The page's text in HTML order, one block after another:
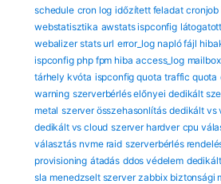
schedule cron log időzített feladat
webstatisztika awstats ispconfig
webalizer stats url error_log napló fájl
ispconfig php fpm hiba access_log
tárhely kvóta ispconfig quota traffic quota
warning szerverbérlés előnyei dedikált
metal szerver összehasonlítás dedikált vs
dedikált vs cloud szerver hardver cpu
választás nvme raid szerverbérlés
provisioning átadás ddos védelem
sla menedzselt szerver zabbix biztonsági